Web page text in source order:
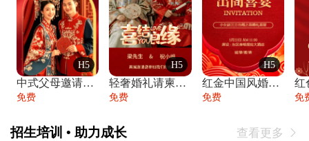
H5
中式父母邀请函婚礼结婚请柬请贴父母邀请方
免费
H5
轻奢婚礼请柬婚礼邀请函结婚照请帖
免费
H5
红金中国风婚礼请柬出阁喜宴嫁女请帖出阁宴
免费 免
招生培训 • 助力成长 查看更多 